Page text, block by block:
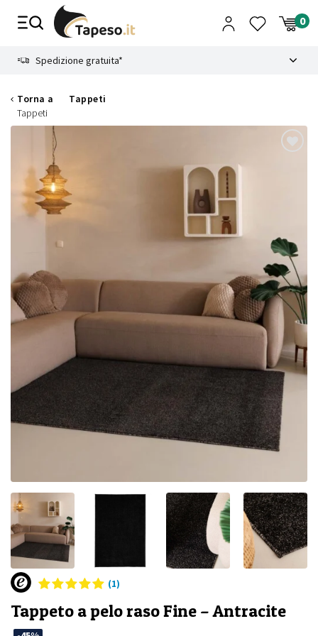
Spedizione gratuita*
Torna a
Tappeti
Tappeti
(1)
Tappeto a pelo raso Fine – Antracite